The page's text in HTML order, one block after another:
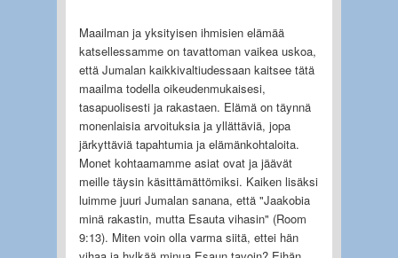
Maailman ja yksityisen ihmisien elämää
katsellessamme on tavattoman vaikea uskoa,
että Jumalan kaikkivaltiudessaan kaitsee tätä
maailma todella oikeudenmukaisesi,
tasapuolisesti ja rakastaen. Elämä on täynnä
monenlaisia arvoituksia ja yllättäviä, jopa
järkyttäviä tapahtumia ja elämänkohtaloita.
Monet kohtaamamme asiat ovat ja jäävät
meille täysin käsittämättömiksi. Kaiken lisäksi
luimme juuri Jumalan sanana, että "Jaakobia
minä rakastin, mutta Esauta vihasin" (Room
9:13). Miten voin olla varma siitä, ettei hän